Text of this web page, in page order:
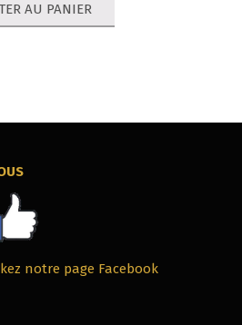
AU PANIER
notre page Facebook